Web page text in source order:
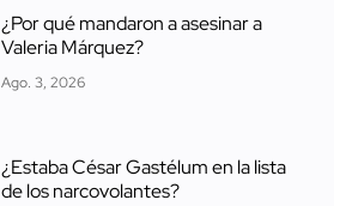
¿Por qué mandaron a asesinar a
Valeria Márquez?
Ago. 3, 2026
¿Estaba César Gastélum en la lista
de los narcovolantes?